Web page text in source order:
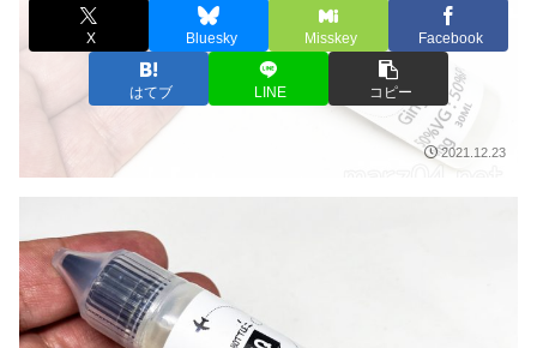
X Bluesky Misskey Facebook
はてブ LINE コピー
2021.12.23